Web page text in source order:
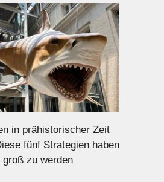
in prähistorischer Zeit
fünf Strategien haben
groß zu werden